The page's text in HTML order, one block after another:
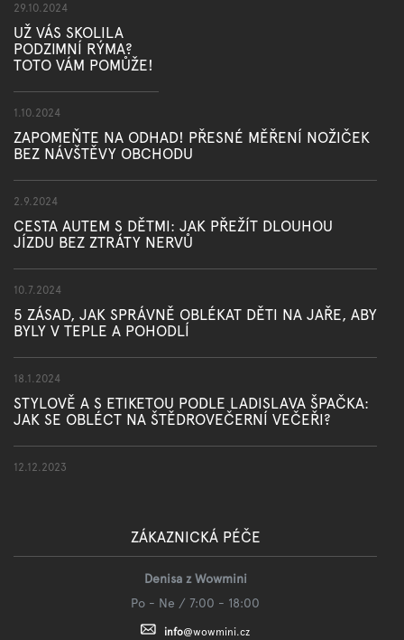
29.10.2024
UŽ VÁS SKOLILA
PODZIMNÍ RÝMA?
TOTO VÁM POMŮŽE!
1.10.2024
ZAPOMEŇTE NA ODHAD! PŘESNÉ MĚŘENÍ NOŽIČEK
BEZ NÁVŠTĚVY OBCHODU
2.9.2024
CESTA AUTEM S DĚTMI: JAK PŘEŽÍT DLOUHOU
JÍZDU BEZ ZTRÁTY NERVŮ
10.7.2024
5 ZÁSAD, JAK SPRÁVNĚ OBLÉKAT DĚTI NA JAŘE, ABY
BYLY V TEPLE A POHODLÍ
18.1.2024
STYLOVĚ A S ETIKETOU PODLE LADISLAVA ŠPAČKA:
JAK SE OBLÉCT NA ŠTĚDROVEČERNÍ VEČEŘI?
12.12.2023
ZÁKAZNICKÁ PÉČE
Denisa z Wowmini
Po - Ne / 7:00 - 18:00
info@wowmini.cz